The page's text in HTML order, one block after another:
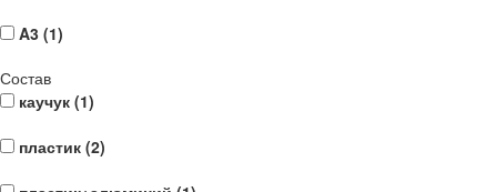
A3 (1)
Состав
каучук (1)
пластик (2)